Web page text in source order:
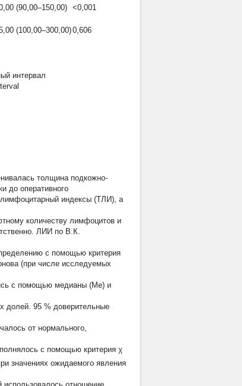
(90,00–150,00) <0,001
(100,00–300,00)0,606
интервал
толщина подкожно-
до оперативного
индексы (ТЛИ), а
количеству лимфоцитов и
ЛИИ по В.К.
с помощью критерия
(при числе исследуемых
с помощью медианы (Me) и
долей. 95 % доверительные
от нормального,
с помощью критерия χ
значениях ожидаемого явления